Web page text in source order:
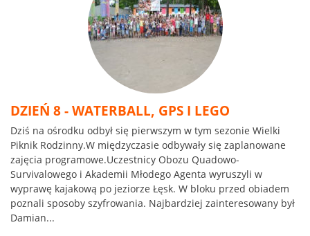
DZIEŃ 8 - WATERBALL, GPS I LEGO
Dziś na ośrodku odbył się pierwszym w tym sezonie Wielki
Piknik Rodzinny.W międzyczasie odbywały się zaplanowane
zajęcia programowe.Uczestnicy Obozu Quadowo-
Survivalowego i Akademii Młodego Agenta wyruszyli w
wyprawę kajakową po jeziorze Łęsk. W bloku przed obiadem
poznali sposoby szyfrowania. Najbardziej zainteresowany był
Damian...